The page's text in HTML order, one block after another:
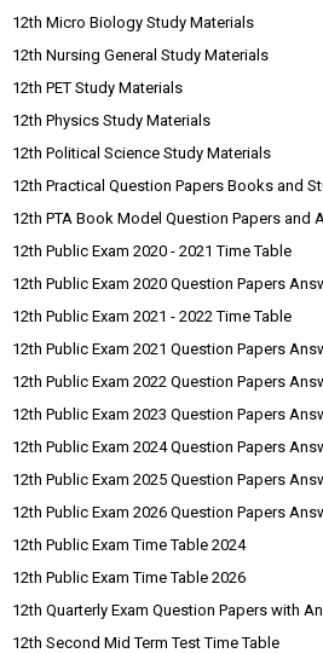
12th Micro Biology Study Materials
12th Nursing General Study Materials
12th PET Study Materials
12th Physics Study Materials
12th Political Science Study Materials
12th Practical Question Papers Books and
12th PTA Book Model Question Papers and
12th Public Exam 2020 - 2021 Time Table
12th Public Exam 2020 Question Papers
12th Public Exam 2021 - 2022 Time Table
12th Public Exam 2021 Question Papers
12th Public Exam 2022 Question Papers
12th Public Exam 2023 Question Papers
12th Public Exam 2024 Question Papers
12th Public Exam 2025 Question Papers
12th Public Exam 2026 Question Papers
12th Public Exam Time Table 2024
12th Public Exam Time Table 2026
12th Quarterly Exam Question Papers with
12th Second Mid Term Test Time Table